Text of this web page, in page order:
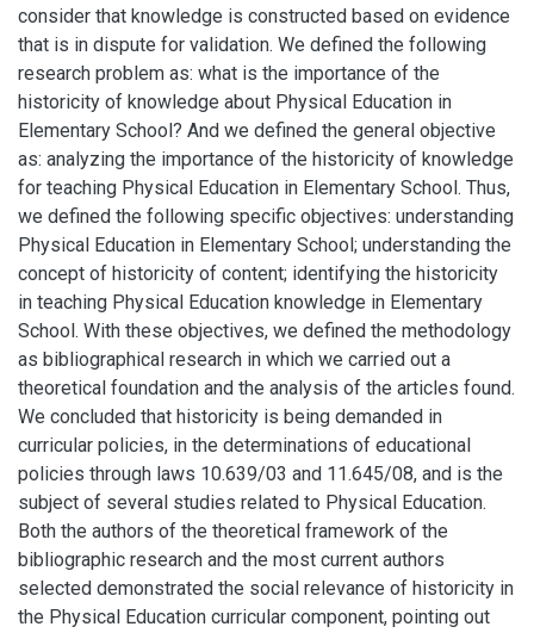
consider that knowledge is constructed based on evidence
that is in dispute for validation. We defined the following
research problem as: what is the importance of the
historicity of knowledge about Physical Education in
Elementary School? And we defined the general objective
as: analyzing the importance of the historicity of knowledge
for teaching Physical Education in Elementary School. Thus,
we defined the following specific objectives: understanding
Physical Education in Elementary School; understanding the
concept of historicity of content; identifying the historicity
in teaching Physical Education knowledge in Elementary
School. With these objectives, we defined the methodology
as bibliographical research in which we carried out a
theoretical foundation and the analysis of the articles found.
We concluded that historicity is being demanded in
curricular policies, in the determinations of educational
policies through laws 10.639/03 and 11.645/08, and is the
subject of several studies related to Physical Education.
Both the authors of the theoretical framework of the
bibliographic research and the most current authors
selected demonstrated the social relevance of historicity in
the Physical Education curricular component, pointing out